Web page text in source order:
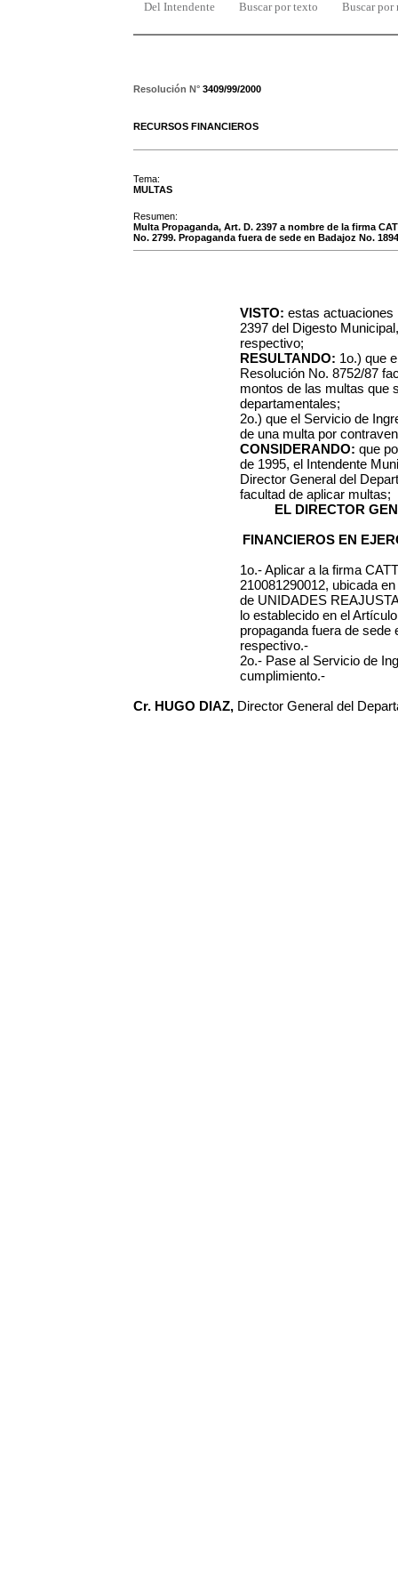
Del Intendente Buscar por texto Buscar por
Resolución N° 3409/99/2000
RECURSOS FINANCIEROS
Tema:
MULTAS
Resumen:
Multa Propaganda, Art. D. 2397 a nombre de la firma
No. 2799. Propaganda fuera de sede en Badajoz No.
VISTO: estas actuaciones
2397 del Digesto
respectivo;
RESULTANDO: 1o.) que
Resolución No. 8752/87
montos de las multas que
departamentales;
2o.) que el Servicio de
de una multa por
CONSIDERANDO: que
de 1995, el Intendente
Director General del
facultad de aplicar multas;
EL DIRECTOR
FINANCIEROS EN
1o.- Aplicar a la firma
210081290012, ubicada en
de UNIDADES
lo establecido en el
propaganda fuera de sede
respectivo.-
2o.- Pase al Servicio de
cumplimiento.-
Cr. HUGO DIAZ, Director General del